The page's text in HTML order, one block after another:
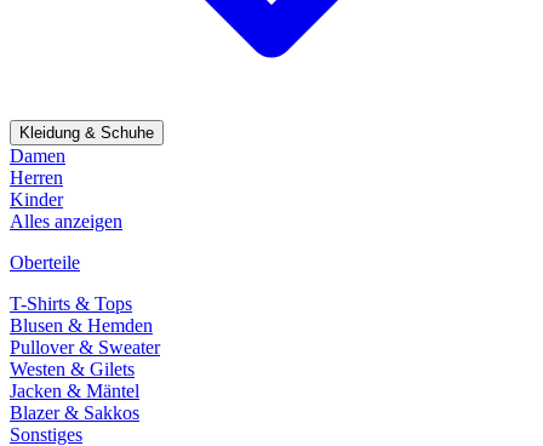
Kleidung & Schuhe
Damen
Herren
Kinder
Alles anzeigen
Oberteile
T-Shirts & Tops
Blusen & Hemden
Pullover & Sweater
Westen & Gilets
Jacken & Mäntel
Blazer & Sakkos
Sonstiges